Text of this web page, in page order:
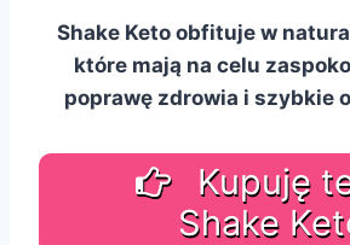
Shake Keto obfituje w
które mają na celu
poprawę zdrowia i szybkie
Kupuję
Shake